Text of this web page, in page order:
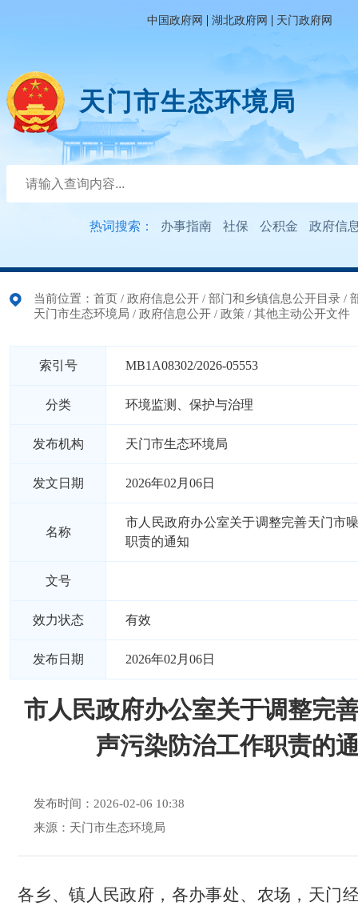
中国政府网 | 湖北政府网 | 天门政府网
天门市生态环境局
热词搜索： 办事指南 社保 公积金 政府信
当前位置： 首页 / 政府信息公开 / 部门和乡镇信息公开目录 /
天门市生态环境局 / 政府信息公开 / 政策 / 其他主动公开文件
索引号 MB1A08302/2026-05553
分类 环境监测、保护与治理
发布机构 天门市生态环境局
发文日期 2026年02月06日
名称
市人民政府办公室关于调整完善天门市
职责的通知
文号
效力状态 有效
发布日期 2026年02月06日
市人民政府办公室关于调整完
声污染防治工作职责的
发布时间：2026-02-06 10:38
来源：天门市生态环境局
各乡、镇人民政府，各办事处、农场，天门